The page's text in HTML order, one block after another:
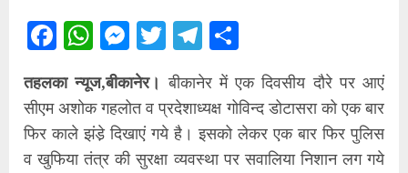
Facebook
WhatsApp
Messenger
TwitterTelegram
तहलका न्यूज,बीकानेर। बीकानेर में एक दिवसीय दौरे पर आएं
सीएम अशोक गहलोत व प्रदेशाध्यक्ष गोविन्द डोटासरा को एक बार
फिर काले झंडे़ दिखाएं गये है। इसको लेकर एक बार फिर पुलिस
व खुफिया तंत्र की सुरक्षा व्यवस्था पर सवालिया निशान लग गये